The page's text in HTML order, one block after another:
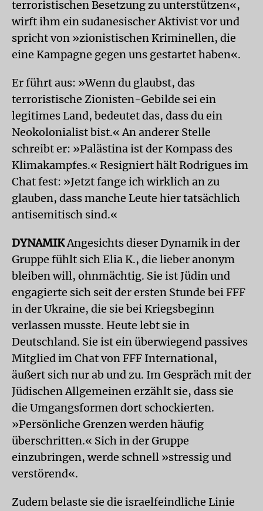
terroristischen Besetzung zu unterstützen«,
wirft ihm ein sudanesischer Aktivist vor und
spricht von »zionistischen Kriminellen, die
eine Kampagne gegen uns gestartet haben«.
Er führt aus: »Wenn du glaubst, das
terroristische Zionisten-Gebilde sei ein
legitimes Land, bedeutet das, dass du ein
Neokolonialist bist.« An anderer Stelle
schreibt er: »Palästina ist der Kompass des
Klimakampfes.« Resigniert hält Rodrigues im
Chat fest: »Jetzt fange ich wirklich an zu
glauben, dass manche Leute hier tatsächlich
antisemitisch sind.«
DYNAMIKAngesichts dieser Dynamik in der
Gruppe fühlt sich Elia K., die lieber anonym
bleiben will, ohnmächtig. Sie ist Jüdin und
engagierte sich seit der ersten Stunde bei FFF
in der Ukraine, die sie bei Kriegsbeginn
verlassen musste. Heute lebt sie in
Deutschland. Sie ist ein überwiegend passives
Mitglied im Chat von FFF International,
äußert sich nur ab und zu. Im Gespräch mit der
Jüdischen Allgemeinen erzählt sie, dass sie
die Umgangsformen dort schockierten.
»Persönliche Grenzen werden häufig
überschritten.« Sich in der Gruppe
einzubringen, werde schnell »stressig und
verstörend«.
Zudem belaste sie die israelfeindliche Linie